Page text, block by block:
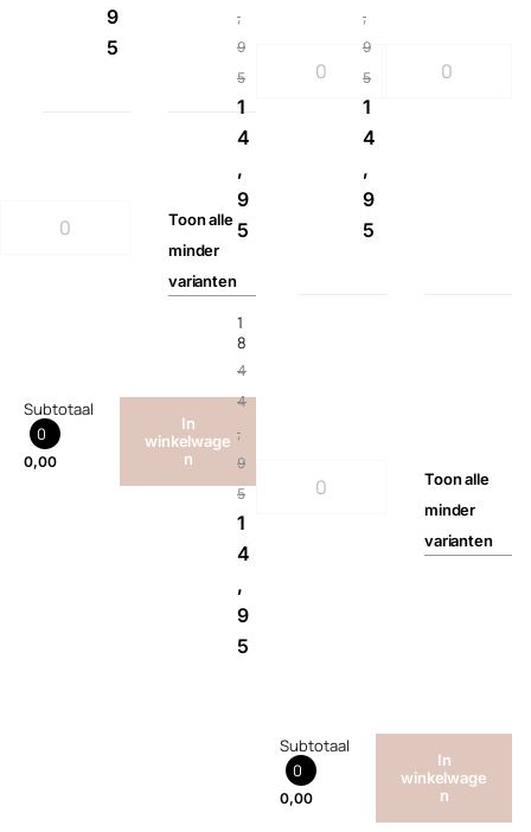
9
5
Toonalle
minder
varianten
Subtotaal
0
0,00
In
winkelwage
n
,
9
5
1
4
,
9
5
,
9
5
1
4
,
9
5
1
8
4
4
,
9
5
1
4
,
9
5
Toonalle
minder
varianten
Subtotaal
0
0,00
In
winkelwage
n